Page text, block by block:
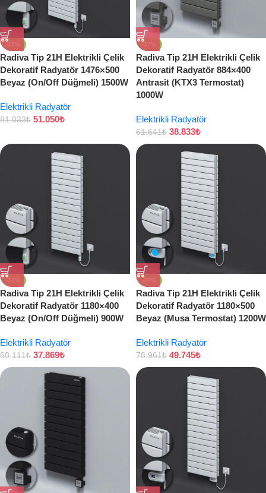
-37%
Radiva Tip 21H Elektrikli Çelik
Dekoratif Radyatör 1476×500
Beyaz (On/Off Düğmeli) 1500W
Elektrikli Radyatör
81.033₺ 51.050₺
-37%
Radiva Tip 21H Elektrikli Çelik
Dekoratif Radyatör 884×400
Antrasit (KTX3 Termostat)
1000W
Elektrikli Radyatör
61.641₺ 38.833₺
-37%
Radiva Tip 21H Elektrikli Çelik
Dekoratif Radyatör 1180×400
Beyaz (On/Off Düğmeli) 900W
Elektrikli Radyatör
60.111₺ 37.869₺
-37%
Radiva Tip 21H Elektrikli Çelik
Dekoratif Radyatör 1180×500
Beyaz (Musa Termostat) 1200W
Elektrikli Radyatör
78.961₺ 49.745₺